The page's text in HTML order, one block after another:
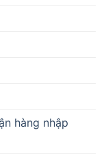
hàng nhập